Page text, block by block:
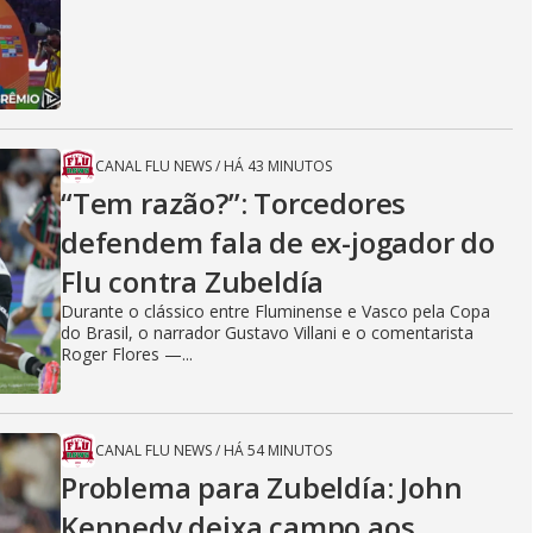
CANAL FLU NEWS/ HÁ 43 MINUTOS
“Tem razão?”: Torcedores
defendem fala de ex-jogador do
Flu contra Zubeldía
Durante o clássico entre Fluminense e Vasco pela Copa
do Brasil, o narrador Gustavo Villani e o comentarista
Roger Flores —...
CANAL FLU NEWS/ HÁ 54 MINUTOS
Problema para Zubeldía: John